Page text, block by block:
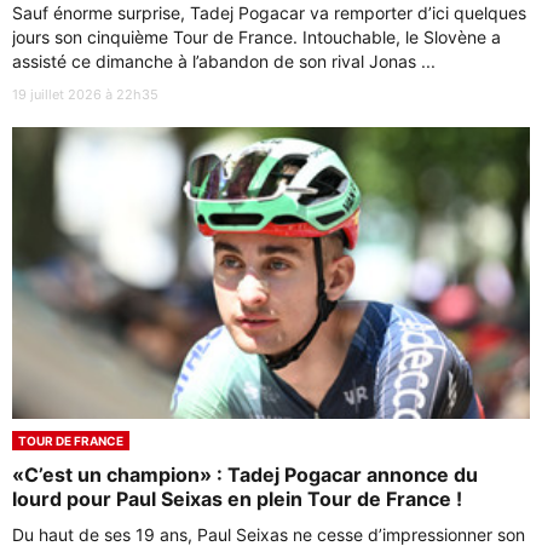
Sauf énorme surprise, Tadej Pogacar va remporter d’ici quelques
jours son cinquième Tour de France. Intouchable, le Slovène a
assisté ce dimanche à l’abandon de son rival Jonas ...
19 juillet 2026 à 22h35
TOUR DE FRANCE
«C’est un champion» : Tadej Pogacar annonce du
lourd pour Paul Seixas en plein Tour de France !
Du haut de ses 19 ans, Paul Seixas ne cesse d’impressionner son